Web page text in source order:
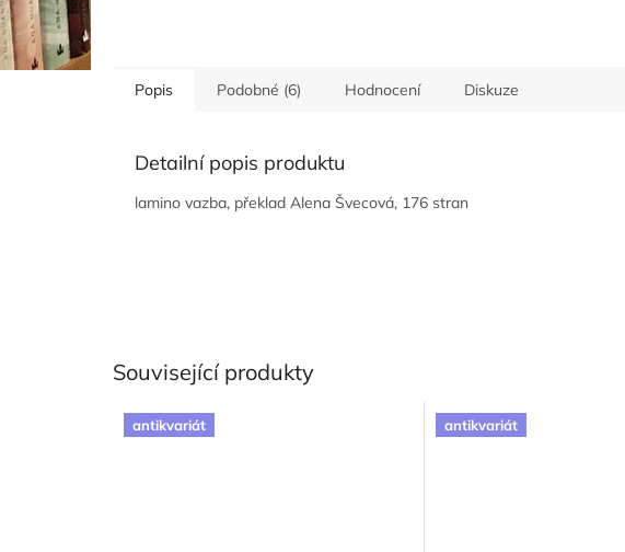
Popis Podobné (6) Hodnocení Diskuze
Detailní popis produktu
lamino vazba, překlad Alena Švecová, 176 stran
Související produkty
antikvariát antikvariát